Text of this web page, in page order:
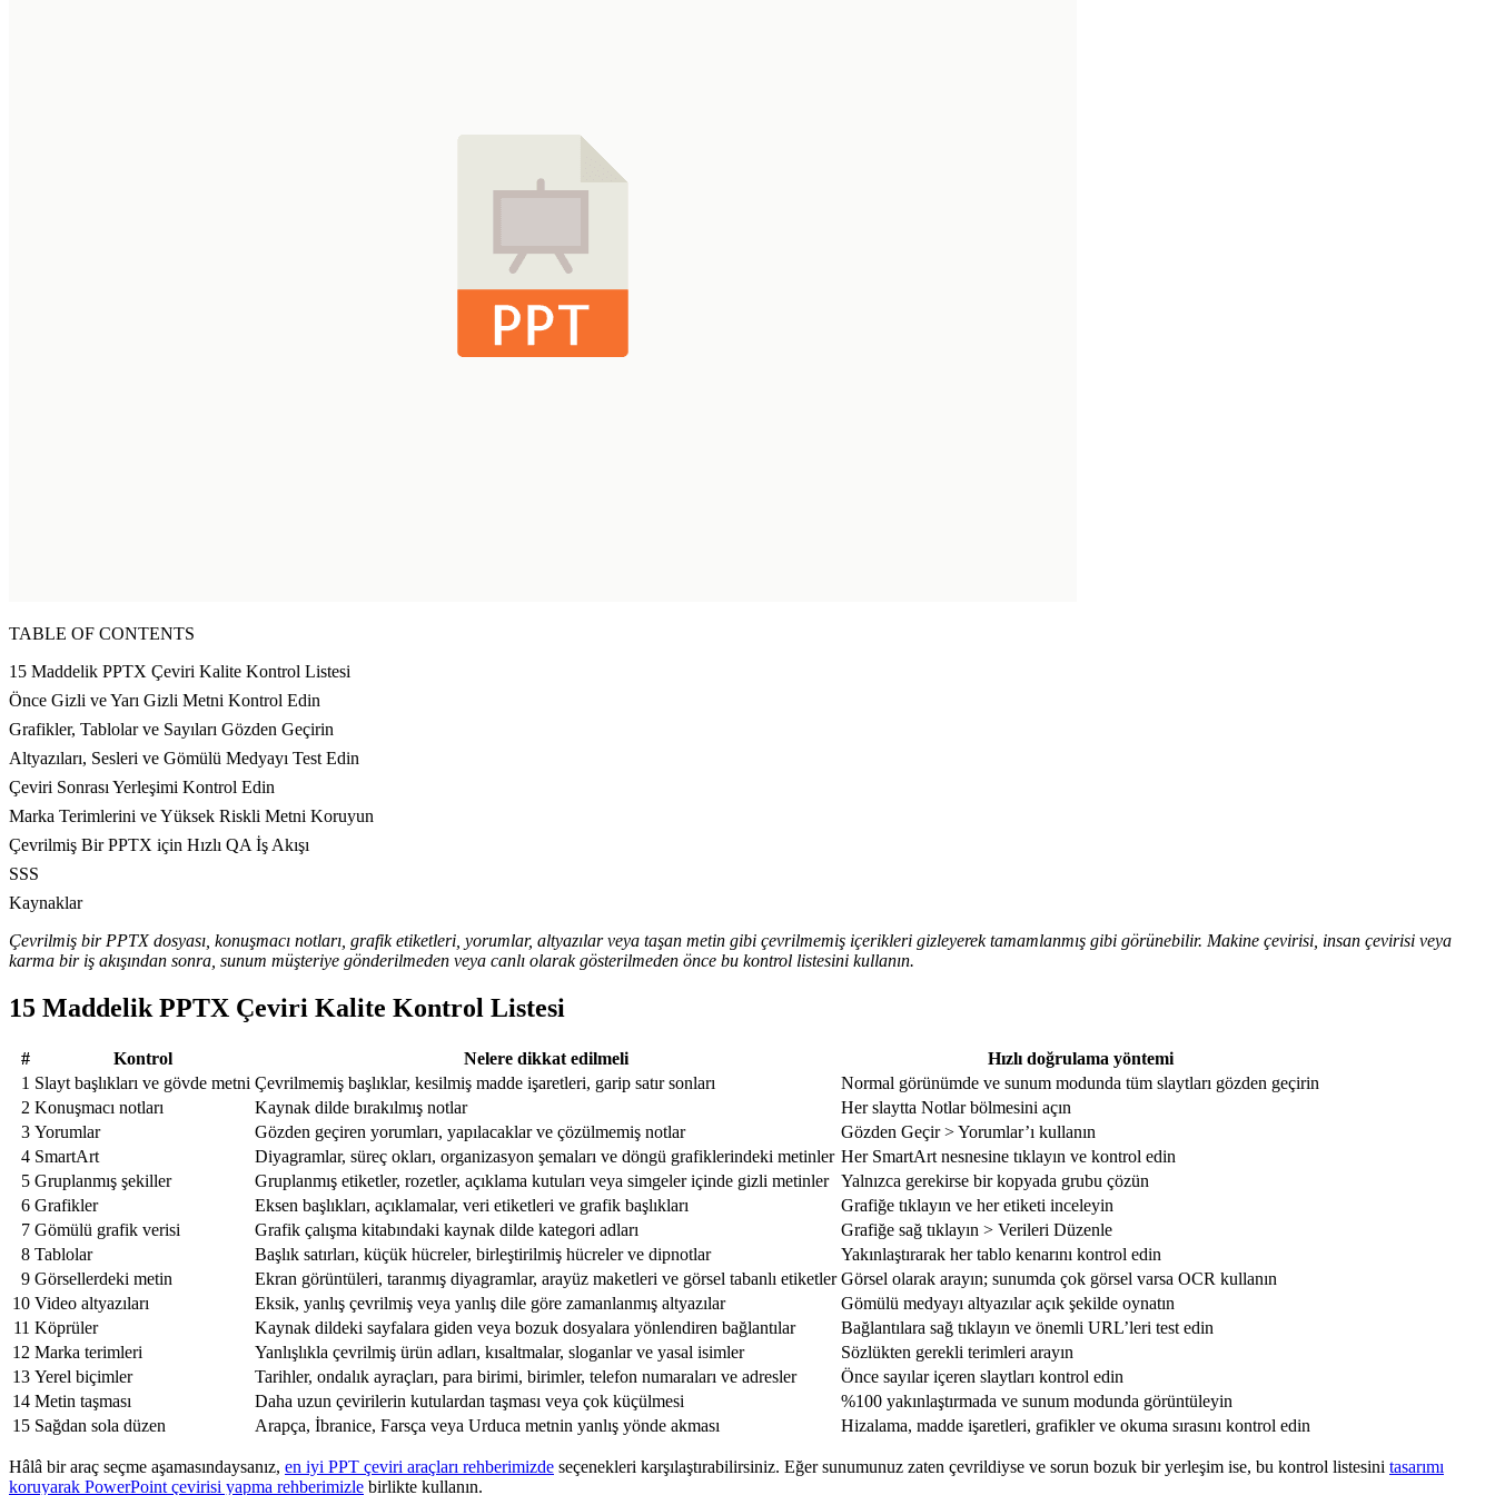
TABLE OF CONTENTS
15 Maddelik PPTX Çeviri Kalite Kontrol Listesi
Önce Gizli ve Yarı Gizli Metni Kontrol Edin
Grafikler, Tablolar ve Sayıları Gözden Geçirin
Altyazıları, Sesleri ve Gömülü Medyayı Test Edin
Çeviri Sonrası Yerleşimi Kontrol Edin
Marka Terimlerini ve Yüksek Riskli Metni Koruyun
Çevrilmiş Bir PPTX için Hızlı QA İş Akışı
SSS
Kaynaklar
Çevrilmiş bir PPTX dosyası, konuşmacı notları, grafik etiketleri, yorumlar, altyazılar veya taşan metin gibi çevrilmemiş içerikleri gizleyerek tamamlanmış gibi görünebilir. Makine çevirisi, insan çevirisi veya
karma bir iş akışından sonra, sunum müşteriye gönderilmeden veya canlı olarak gösterilmeden önce bu kontrol listesini kullanın.
15 Maddelik PPTX Çeviri Kalite Kontrol Listesi
# Kontrol Nelere dikkat edilmeli
Hızlı doğrulama yöntemi
1 Slayt başlıkları ve gövde metni Çevrilmemiş başlıklar, kesilmiş madde işaretleri, garip satır sonları
Normal görünümde ve sunum modunda tüm slaytları gözden geçirin
2 Konuşmacı notları Kaynak dilde bırakılmış notlar
Her slaytta Notlar bölmesini açın
3 Yorumlar Gözden geçiren yorumları, yapılacaklar ve çözülmemiş notlar
Gözden Geçir > Yorumlar’ı kullanın
4 SmartArt Diyagramlar, süreç okları, organizasyon şemaları ve döngü grafiklerindeki metinler Her SmartArt nesnesine tıklayın ve kontrol edin
5 Gruplanmış şekiller Gruplanmış etiketler, rozetler, açıklama kutuları veya simgeler içinde gizli metinler
Yalnızca gerekirse bir kopyada grubu çözün
6 Grafikler Eksen başlıkları, açıklamalar, veri etiketleri ve grafik başlıkları
Grafiğe tıklayın ve her etiketi inceleyin
7 Gömülü grafik verisi Grafik çalışma kitabındaki kaynak dilde kategori adları
Grafiğe sağ tıklayın > Verileri Düzenle
8 Tablolar Başlık satırları, küçük hücreler, birleştirilmiş hücreler ve dipnotlar
Yakınlaştırarak her tablo kenarını kontrol edin
9 Görsellerdeki metin Ekran görüntüleri, taranmış diyagramlar, arayüz maketleri ve görsel tabanlı etiketler Görsel olarak arayın; sunumda çok görsel varsa OCR kullanın
10 Video altyazıları Eksik, yanlış çevrilmiş veya yanlış dile göre zamanlanmış altyazılar
Gömülü medyayı altyazılar açık şekilde oynatın
11 Köprüler Kaynak dildeki sayfalara giden veya bozuk dosyalara yönlendiren bağlantılar
Bağlantılara sağ tıklayın ve önemli URL’leri test edin
12 Marka terimleri Yanlışlıkla çevrilmiş ürün adları, kısaltmalar, sloganlar ve yasal isimler
Sözlükten gerekli terimleri arayın
13 Yerel biçimler Tarihler, ondalık ayraçları, para birimi, birimler, telefon numaraları ve adresler
Önce sayılar içeren slaytları kontrol edin
14 Metin taşması Daha uzun çevirilerin kutulardan taşması veya çok küçülmesi
%100 yakınlaştırmada ve sunum modunda görüntüleyin
15 Sağdan sola düzen Arapça, İbranice, Farsça veya Urduca metnin yanlış yönde akması Hizalama, madde işaretleri, grafikler ve okuma sırasını kontrol edin
Hâlâ bir araç seçme aşamasındaysanız, en iyi PPT çeviri araçları rehberimizde seçenekleri karşılaştırabilirsiniz. Eğer sunumunuz zaten çevrildiyse ve sorun bozuk bir yerleşim ise, bu kontrol listesini tasarımı
koruyarak PowerPoint çevirisi yapma rehberimizle birlikte kullanın.